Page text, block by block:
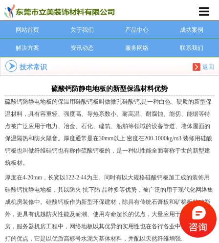
网站首页 关于我们 产品中心 成功案例
解决方案 资讯动态 服务网络 联系我们
返回
技术常识
硫酸钙防静电地板的新型保温材料优势
硫酸钙防静电地板的保温用硅酸钙板叫做微孔硅酸钙,是一种白色、硬质的新型保
温材料，具有容重轻、强度高、导热系数小、耐高温、耐腐蚀、能切、能锯等特
点被广泛应用于电力、冶金、石化、建筑、船舶等领域的设备管道、墙体屋面的
保温隔热和防火隔音。厚度通常是在30mm以上.密度在200-1000kg/m3.装修用硅酸
钙板也叫做纤维硅钙也有称作硫酸钙板的，是一种以性能全面著称于世的新型建
筑板材。
厚度在4-20mm，长宽以122-2.44为主。同时有以大规格硅酸钙板加工成的装饰用
硅酸钙抗静电地板，其以防火 抗下陷 品种多等优势，被广泛的用于现代化网络集
成机房装修中。硅酸钙板作为新型环保建材，除具有传统石膏板和矿棉板的功能
外，更具有优越防火性能及耐潮、使用寿命超长的优点，大量应用于计算机机
房，服务器机房工程中，网络地板以其优异的实用性也在各行各业中体现出了机
打的优点，它是以优质高标号水泥为基体材料，并配以天然纤维增强.